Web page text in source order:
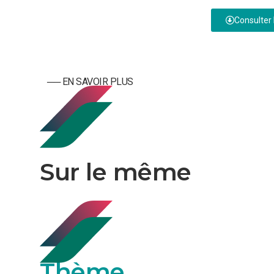
Consulter
Sur le même
── ­­EN SAVOIR PLUS